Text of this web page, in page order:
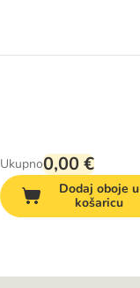
Ukupno0,00 €
Dodaj oboje u
košaricu